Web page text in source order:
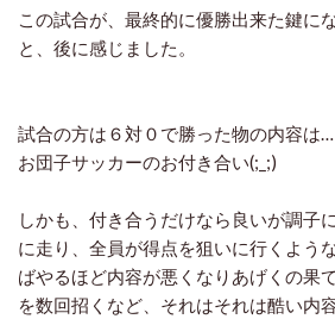
この試合が、最終的に優勝出来た鍵に
と、後に感じました。
試合の方は６対０で勝った物の内容は…
お団子サッカーのお付き合い(;_;)
しかも、付き合うだけなら良いが調子
に走り、全員が得点を狙いに行くよう
ばやるほど内容が悪くなりあげくの果
を数回招くなど、それはそれは酷い内